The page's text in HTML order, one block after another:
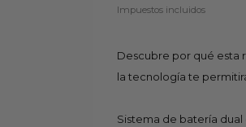
Impuestos incluidos
Descubre por qué esta
la tecnología te
Sistema de batería